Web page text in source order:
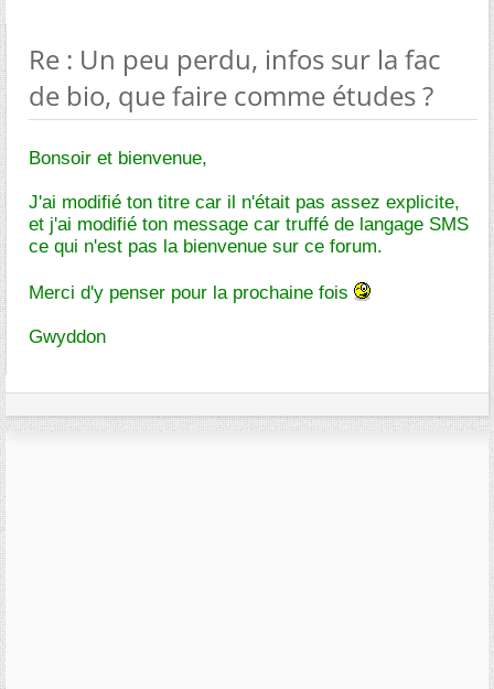
Re : Un peu perdu, infos sur la fac
de bio, que faire comme études ?
Bonsoir et bienvenue,
J'ai modifié ton titre car il n'était pas assez explicite,
et j'ai modifié ton message car truffé de langage SMS
ce qui n'est pas la bienvenue sur ce forum.
Merci d'y penser pour la prochaine fois
Gwyddon